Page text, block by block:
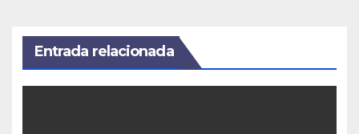
Entrada relacionada